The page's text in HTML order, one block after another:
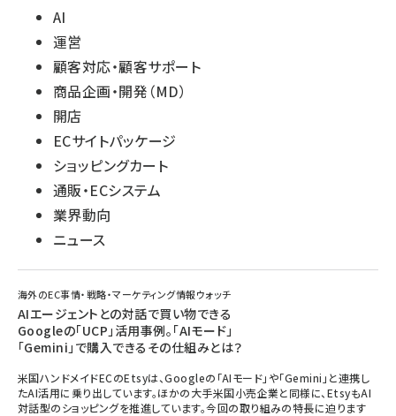
AI
運営
顧客対応・顧客サポート
商品企画・開発（MD）
開店
ECサイトパッケージ
ショッピングカート
通販・ECシステム
業界動向
ニュース
海外のEC事情・戦略・マーケティング情報ウォッチ
AIエージェントとの対話で買い物できる
Googleの「UCP」活用事例。「AIモード」
「Gemini」で購入できるその仕組みとは？
米国ハンドメイドECのEtsyは、Googleの「AIモード」や「Gemini」と連携し
たAI活用に乗り出しています。ほかの大手米国小売企業と同様に、EtsyもAI
対話型のショッピングを推進しています。今回の取り組みの特長に迫ります